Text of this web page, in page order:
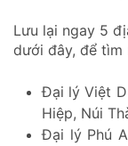
Lưu lại ngay 5
dưới đây, để tìm
Đại lý Việt
Hiệp, Núi
Đại lý Phú